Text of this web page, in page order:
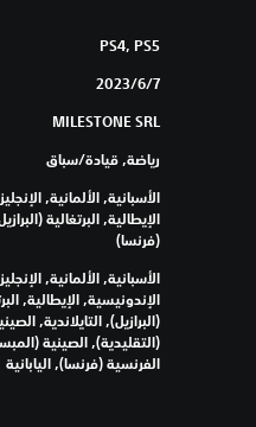
PS4, PS5
7‏/6‏/2023
MILESTONE SRL
رياضة, قيادة/سباق
الأسبانية, الألمانية,
الإيطالية, البرتغالية
(فرنسا)
الأسبانية, الألمانية,
الإندونيسية, الإيطالية,
(البرازيل), التايلاندية,
(التقليدية), الصينية
الفرنسية (فرنسا), اليابانية